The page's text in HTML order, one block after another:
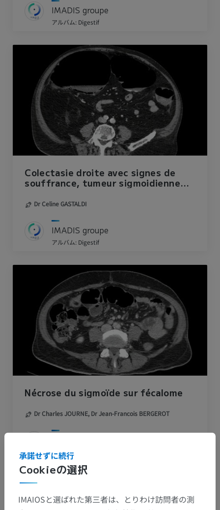
IMADIS groupe
アルバム: Digestif
Colectasie droite avec signes de
souffrance, tumeur sigmoidienne
Dr Celine GASTALDI
IMADIS groupe
アルバム: Digestif
Nécrose du sigmoïde sur fécalome
Dr Charles JOURNE, Dr Jean-Francois BERGEROT
アルバム: Digestif
Cookieの選択
承諾せずに続行
IMAIOSと選ばれた第三者は、とりわけ訪問者の測